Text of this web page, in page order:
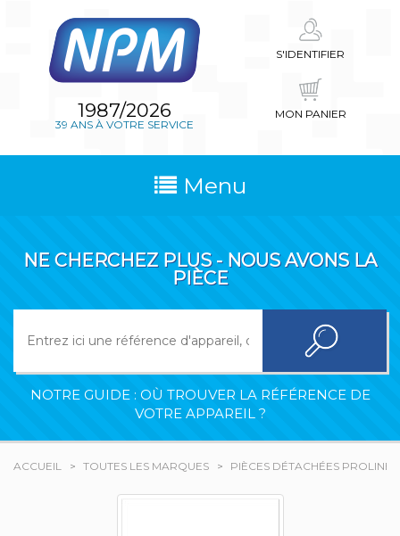
1987/2026
39 ANS À VOTRE SERVICE
S'IDENTIFIER
MON PANIER
Menu
NE CHERCHEZ PLUS - NOUS AVONS LA
PIÈCE
NOTRE GUIDE : OÙ TROUVER LA RÉFÉRENCE DE
VOTRE APPAREIL ?
ACCUEIL TOUTES LES MARQUES PIÈCES DÉTACHÉES PROLINE